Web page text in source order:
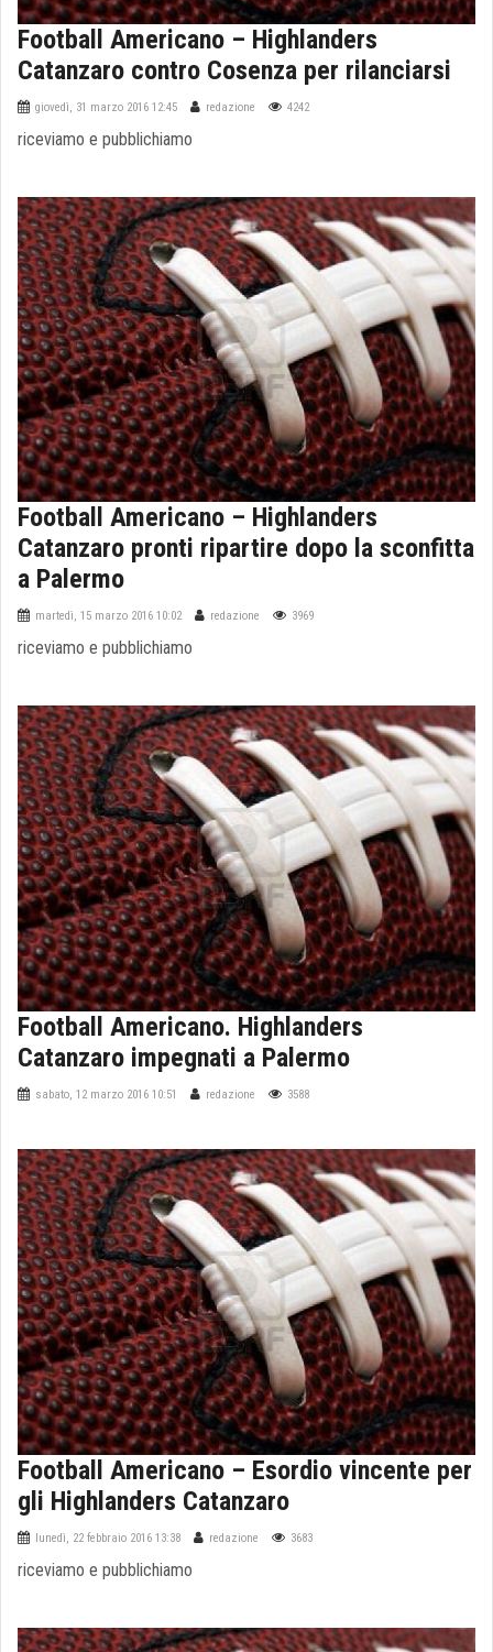
Football Americano – Highlanders
Catanzaro contro Cosenza per rilanciarsi
giovedì, 31 marzo 2016 12:45 redazione 4242
riceviamo e pubblichiamo
Football Americano – Highlanders
Catanzaro pronti ripartire dopo la sconfitta
a Palermo
martedì, 15 marzo 2016 10:02 redazione 3969
riceviamo e pubblichiamo
Football Americano. Highlanders
Catanzaro impegnati a Palermo
sabato, 12 marzo 2016 10:51 redazione 3588
Football Americano – Esordio vincente per
gli Highlanders Catanzaro
lunedì, 22 febbraio 2016 13:38 redazione 3683
riceviamo e pubblichiamo